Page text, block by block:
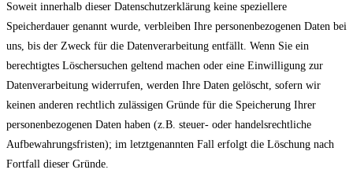
Soweit innerhalb dieser Datenschutzerklärung keine speziellere
Speicherdauer genannt wurde, verbleiben Ihre personenbezogenen Daten bei
uns, bis der Zweck für die Datenverarbeitung entfällt. Wenn Sie ein
berechtigtes Löschersuchen geltend machen oder eine Einwilligung zur
Datenverarbeitung widerrufen, werden Ihre Daten gelöscht, sofern wir
keinen anderen rechtlich zulässigen Gründe für die Speicherung Ihrer
personenbezogenen Daten haben (z.B. steuer- oder handelsrechtliche
Aufbewahrungsfristen); im letztgenannten Fall erfolgt die Löschung nach
Fortfall dieser Gründe.